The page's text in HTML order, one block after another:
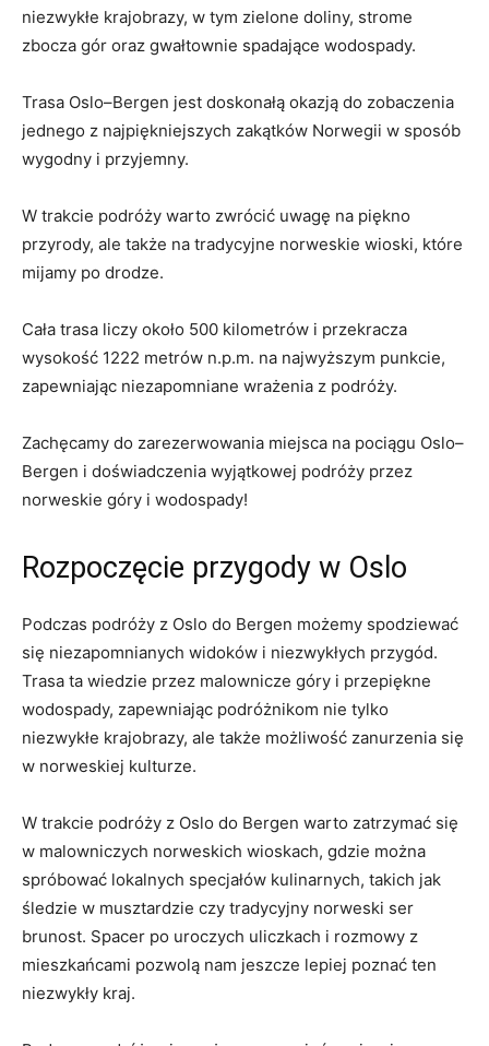
niezwykłe krajobrazy, w tym zielone doliny, strome
zbocza gór oraz ⁣gwałtownie spadające wodospady.
Trasa Oslo–Bergen ‍jest doskonałą okazją do⁤ zobaczenia
jednego⁢ z najpiękniejszych zakątków Norwegii w sposób
wygodny i przyjemny.
W‌ trakcie podróży warto‌ zwrócić uwagę na ⁢piękno
przyrody,​ ale także na tradycyjne‍ norweskie‌ wioski, które‍
mijamy po drodze.
Cała trasa liczy​ około 500 kilometrów i przekracza
wysokość 1222 ⁤metrów⁣ n.p.m. na najwyższym ​punkcie,
zapewniając niezapomniane ‌wrażenia z​ podróży.
Zachęcamy ‍do⁢ zarezerwowania miejsca na ⁤pociągu Oslo–
Bergen ⁢i doświadczenia wyjątkowej podróży przez
norweskie góry i wodospady!
Rozpoczęcie przygody​ w⁣ Oslo
Podczas podróży ​z Oslo do Bergen możemy‍ spodziewać‌
się ‌niezapomnianych​ widoków i niezwykłych przygód.
Trasa ta wiedzie przez malownicze ​góry‌ i ⁣przepiękne
wodospady,‌ zapewniając podróżnikom nie ⁢tylko
niezwykłe ⁢krajobrazy, ale także możliwość zanurzenia się
w norweskiej kulturze.
W trakcie podróży z Oslo do ⁤Bergen ⁣warto ​zatrzymać ⁢się
⁢w ⁣malowniczych ‌norweskich wioskach, gdzie można
⁢spróbować lokalnych specjałów ⁣kulinarnych, takich jak ​
śledzie⁣ w musztardzie czy ‍tradycyjny norweski ser​
brunost. Spacer‌ po uroczych uliczkach i rozmowy z
mieszkańcami pozwolą nam jeszcze lepiej poznać ten
⁤niezwykły kraj.